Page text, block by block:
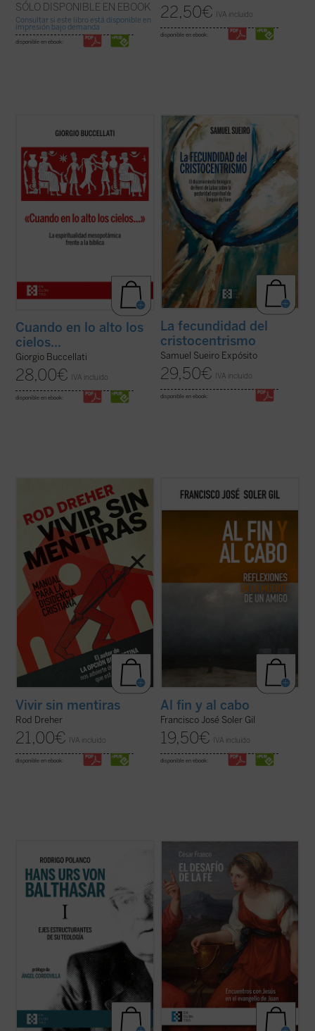
SÓLO DISPONIBLE EN EBOOK
Consultar si este libro está disponible en
impresión bajo demanda
disponible en ebook:
22,50€ IVA incluido
disponible en ebook:
lector prolongue la reflexión histórico-
Ha sugerido no pocas conexiones útiles a
la hora de precisar la novedad religiosa,
antropológica y ... (ver ficha)
Cuando en lo alto los
cielos...
Giorgio Buccellati
28,00€ IVA incluido
disponible en ebook:
Antes que una cuestión relativa a la
teología de la historia o a la eclesiología, el
problema dogmático detectado por Henri
de Lubac enLa posteridad espiritual de
Joaquín de Fiorees de orden cristológico y
trinitario, o mejor, de ... (ver ficha)
La fecundidad del
cristocentrismo
Samuel Sueiro Expósito
29,50€ IVA incluido
disponible en ebook:
El periodista y escritor Rod Dreher, autor
La opción benedictina, hace
en este libro de altavoz a Solzhenitsyn y
otros muchos disidentes de Europa del
Este que nos alertan del peligro no tan
lejano de que Estados Unidos y el ...
(ver
Vivir sin mentiras
Rod Dreher
21,00€ IVA incluido
disponible en ebook:
En este breve ensayo sobre la muerte,
escrito a partir del fallecimiento de un
pausada meditación en torno a lo que
sabemos de ella, además de estudiar ...
Al fin y al cabo
Francisco José Soler Gil
19,50€ IVA incluido
disponible en ebook:
pensamiento teológico de von Balthasar a
partir de suTrilogía (Gloria, Teodramática
Teológica),considerada su obra cumbre
y que recoge en buena medida su
producción anterior. Se ...(ver ficha)
Los encuentros narrados en el evangelio
de Juan, descritos y desglosados en este
libro con gran maestría, forman pequeños
dramas o historias en los que el lector
puede ver retratada su postura personal
ante Cristo y juzgar si está en el camino ...
(ver ficha)